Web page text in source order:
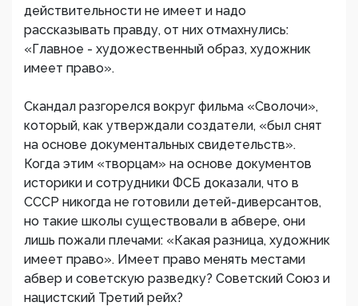
действительности не имеет и надо
рассказывать правду, от них отмахнулись:
«Главное - художественный образ, художник
имеет право».
Скандал разгорелся вокруг фильма «Сволочи»,
который, как утверждали создатели, «был снят
на основе документальных свидетельств».
Когда этим «творцам» на основе документов
историки и сотрудники ФСБ доказали, что в
СССР никогда не готовили детей-диверсантов,
но такие школы существовали в абвере, они
лишь пожали плечами: «Какая разница, художник
имеет право». Имеет право менять местами
абвер и советскую разведку? Советский Союз и
нацистский Третий рейх?